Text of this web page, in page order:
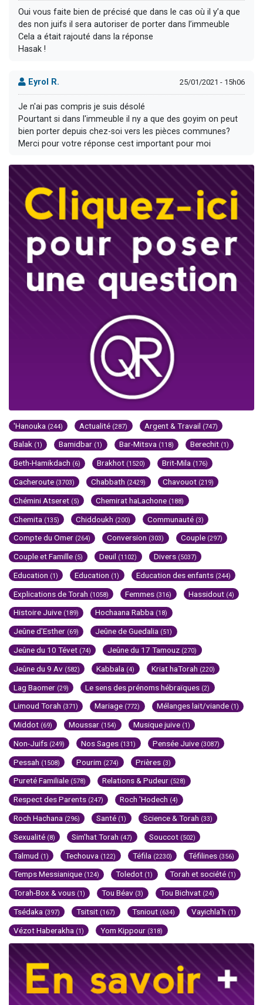
Oui vous faite bien de précisé que dans le cas où il y’a que
des non juifs il sera autoriser de porter dans l’immeuble
Cela a était rajouté dans la réponse
Hasak !
Eyrol R. 25/01/2021 - 15h06
Je n'ai pas compris je suis désolé
Pourtant si dans l'immeuble il ny a que des goyim on peut
bien porter depuis chez-soi vers les pièces communes?
Merci pour votre réponse cest important pour moi
'Hanouka (244) Actualité (287) Argent & Travail (747)
Balak (1) Bamidbar (1) Bar-Mitsva (118) Berechit (1)
Beth-Hamikdach (6) Brakhot (1520) Brit-Mila (176)
Cacheroute (3703) Chabbath (2429) Chavouot (219)
Chémini Atseret (5) Chemirat haLachone (188)
Chemita (135) Chiddoukh (200) Communauté (3)
Compte du Omer (264) Conversion (303) Couple (297)
Couple et Famille (5) Deuil (1102) Divers (5037)
Education (1) Education (1) Education des enfants (244)
Explications de Torah (1058) Femmes (316) Hassidout (4)
Histoire Juive (189) Hochaana Rabba (18)
Jeûne d'Esther (69) Jeûne de Guedalia (51)
Jeûne du 10 Tévet (74) Jeûne du 17 Tamouz (270)
Jeûne du 9 Av (582) Kabbala (4) Kriat haTorah (220)
Lag Baomer (29) Le sens des prénoms hébraïques (2)
Limoud Torah (371) Mariage (772) Mélanges lait/viande (1)
Middot (69) Moussar (154) Musique juive (1)
Non-Juifs (249) Nos Sages (131) Pensée Juive (3087)
Pessah (1508) Pourim (274) Prières (3)
Pureté Familiale (578) Relations & Pudeur (528)
Respect des Parents (247) Roch 'Hodech (4)
Roch Hachana (296) Santé (1) Science & Torah (33)
Sexualité (8) Sim'hat Torah (47) Souccot (502)
Talmud (1) Techouva (122) Téfila (2230) Téfilines (356)
Temps Messianique (124) Toledot (1) Torah et société (1)
Torah-Box & vous (1) Tou Béav (3) Tou Bichvat (24)
Tsédaka (397) Tsitsit (167) Tsniout (634) Vayichla'h (1)
Vézot Haberakha (1) Yom Kippour (318)